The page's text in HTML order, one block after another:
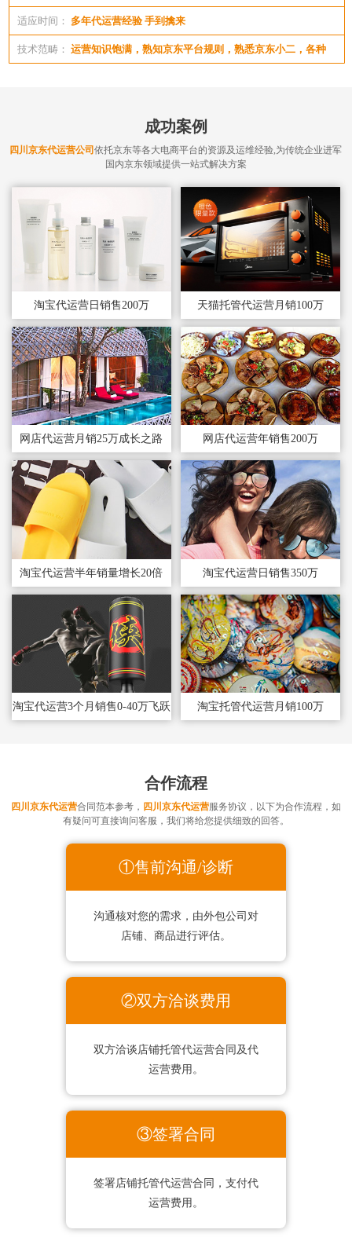
适应时间： 多年代运营经验 手到擒来
技术范畴：运营知识饱满，熟知京东平台规则，熟悉京东小二，各种
成功案例
四川京东代运营公司依托京东等各大电商平台的资源及运维经验,为传统企业进军
国内京东领域提供一站式解决方案
淘宝代运营日销售200万 天猫托管代运营月销100万
网店代运营月销25万成长之路 网店代运营年销售200万
淘宝代运营半年销量增长20倍 淘宝代运营日销售350万
淘宝代运营3个月销售0-40万飞跃 淘宝托管代运营月销100万
合作流程
四川京东代运营合同范本参考， 四川京东代运营服务协议，以下为合作流程，如
有疑问可直接询问客服，我们将给您提供细致的回答。
①售前沟通/诊断
沟通核对您的需求，由外包公司对
店铺、商品进行评估。
②双方洽谈费用
双方洽谈店铺托管代运营合同及代
运营费用。
③签署合同
签署店铺托管代运营合同，支付代
运营费用。